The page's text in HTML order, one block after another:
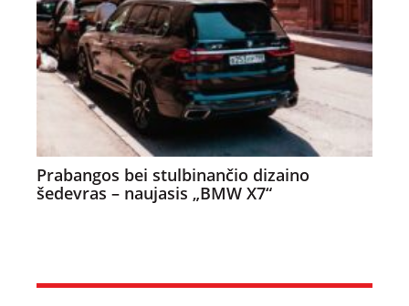
Prabangos bei stulbinančio dizaino
šedevras – naujasis „BMW X7“